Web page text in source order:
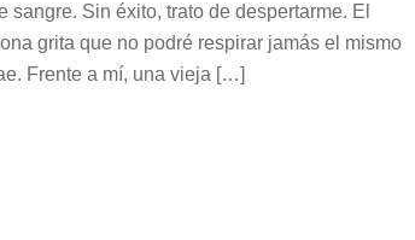
Sin éxito, trato de despertarme. El
grita que no podré respirar jamás el mismo
Frente a mí, una vieja […]